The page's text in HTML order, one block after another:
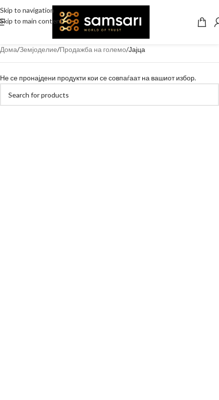
Skip to navigation
Skip to main content
Дома Земјоделие Продажба на големо Јајца
Не се пронајдени продукти кои се совпаѓаат на вашиот избор.